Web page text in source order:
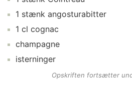
1 stænk angosturabitter
1 cl cognac
champagne
isterninger
Opskriften fortsætter